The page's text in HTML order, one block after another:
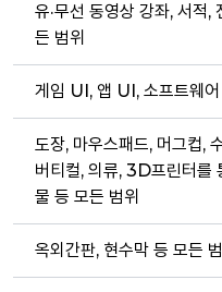
유·무선 동영상 강좌, 서적,
든 범위
게임 UI, 앱 UI, 소프트웨
도장, 마우스패드, 머그컵,
버티컬, 의류, 3D프린터를
물 등 모든 범위
옥외간판, 현수막 등 모든